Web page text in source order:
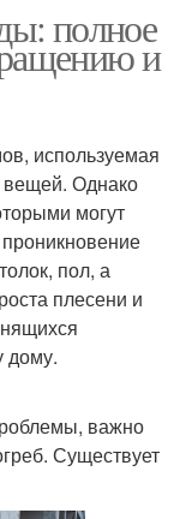
полное
и
используемая
вещей. Однако
могут
пол, а
плесени и
дому.
важно
Существует